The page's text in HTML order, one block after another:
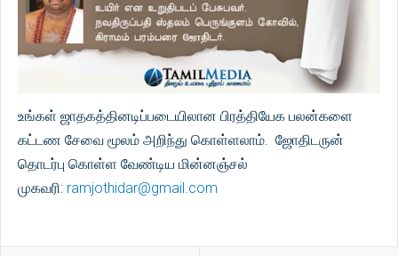
உங்கள் ஜாதகத்தினடிப்படையிலான பிரத்தியேக பலன்களை
கட்டண சேவை மூலம் அறிந்து கொள்ளலாம். ஜோதிடருன்
தொடர்பு கொள்ள வேண்டிய மின்னஞ்சல்
முகவரி: ramjothidar@gmail.com